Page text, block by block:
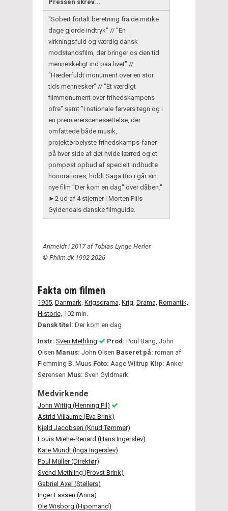
Pressen skrev...
"Sobert fortalt beretning fra de mørke
dage gjorde indtryk" // "En
virkningsfuld og værdig dansk
modstandsfilm, der bringer os den tid
menneskeligt ind paa livet" //
"Hæderfuldt monument over en stor
tids mennesker" // "Et værdigt
filmmonument over frihedskampens
ofre" samt "I nationale farvers tegn og i
en premiereiscenesættelse, der
omfattede både musik,
projektørbelyste frihedskamps-faner
på hver side af det hvide lærred og et
pompøst opbud af specielt indbudte
honoratiores, holdt Saga Bio i går sin
nye film "Der kom en dag" over dåben."
►2 ud af 4 stjerner i Morten Piils
Gyldendals danske filmguide.
Anmeldt i 2017 af Tobias Lynge Herler
© Philm.dk 1992-2026
Fakta om filmen
1955 Danmark, Krigsdrama, Krig, Drama, Romantik,
Historie, 102 min.
Dansk titel: Der kom en dag
Instr: Sven Methling Prod: Poul Bang, John
Olsen Manus: John Olsen Baseret på: roman af
Flemming B. Muus Foto: Aage Wiltrup Klip: Anker
Sørensen Mus: Sven Gyldmark
Medvirkende
John Wittig (Henning Pil)
Astrid Villaume (Eva Brink)
Kjeld Jacobsen (Knud Tømmer)
Louis Miehe-Renard (Hans Ingerslev)
Kate Mundt (Inga Ingerslev)
Poul Müller (Direktør)
Svend Methling (Provst Brink)
Gabriel Axel (Stellers)
Inger Lassen (Anna)
Ole Wisborg (Hipomand)